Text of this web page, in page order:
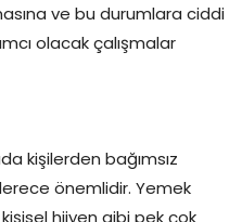
ve bu durumlara ciddi
olacak çalışmalar
kişilerden bağımsız
önemlidir. Yemek
hijyen gibi pek çok